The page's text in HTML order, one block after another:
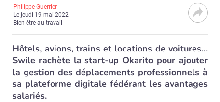
Philippe Guerrier
Lejeudi 19 mai 2022
Bien-être au travail
Hôtels, avions, trains et locations de voitures…
Swile rachète la start-up Okarito pour ajouter
la gestion des déplacements professionnels à
sa plateforme digitale fédérant les avantages
salariés.